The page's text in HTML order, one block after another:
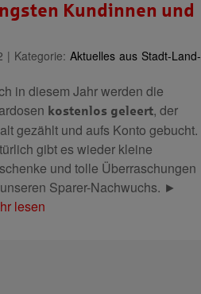
Kundinnen und
| Kategorie:Aktuelles aus Stadt-Land-
in diesem Jahr werden die
kostenlos geleert, der
gezählt und aufs Konto gebucht.
gibt es wieder kleine
und tolle Überraschungen
Sparer-Nachwuchs. ►
lesen